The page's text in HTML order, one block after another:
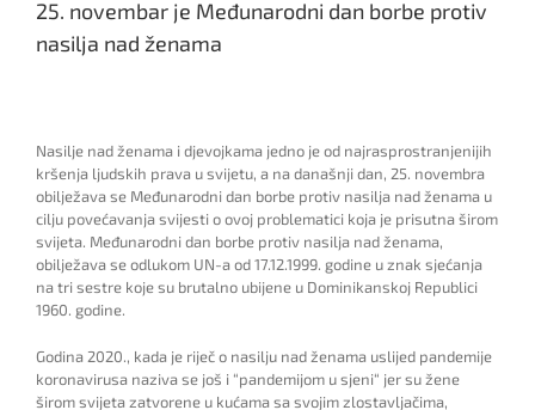
25. novembar je Međunarodni dan borbe protiv
nasilja nad ženama
Nasilje nad ženama i djevojkama jedno je od najrasprostranjenijih
kršenja ljudskih prava u svijetu, a na današnji dan, 25. novembra
obilježava se Međunarodni dan borbe protiv nasilja nad ženama u
cilju povećavanja svijesti o ovoj problematici koja je prisutna širom
svijeta. Međunarodni dan borbe protiv nasilja nad ženama,
obilježava se odlukom UN-a od 17.12.1999. godine u znak sjećanja
na tri sestre koje su brutalno ubijene u Dominikanskoj Republici
1960. godine.
Godina 2020., kada je riječ o nasilju nad ženama uslijed pandemije
koronavirusa naziva se još i “pandemijom u sjeni“ jer su žene
širom svijeta zatvorene u kućama sa svojim zlostavljačima,